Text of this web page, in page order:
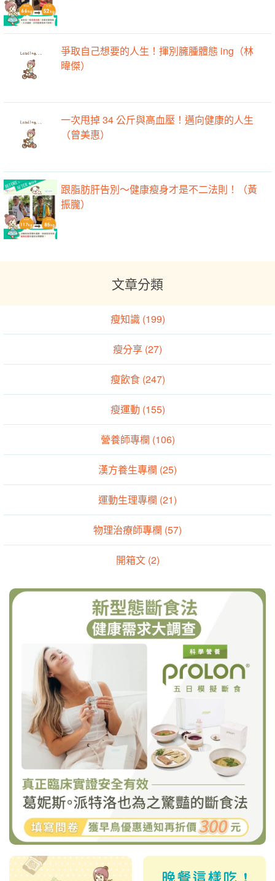
爭取自己想要的人生！揮別臃腫體態 ing（林
一次甩掉 34 公斤與高血壓！邁向健康的人生
（曾美惠）
跟脂肪肝告別～健康瘦身才是不二法則！（黃
振朧）
文章分類
瘦知識 (199)
瘦分享 (27)
瘦飲食 (247)
瘦運動 (155)
營養師專欄 (106)
漢方養生專欄 (25)
運動生理專欄 (21)
物理治療師專欄 (57)
開箱文 (2)